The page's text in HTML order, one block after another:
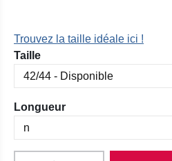
Trouvez la taille idéale ici !
Sélectionnez
Taille
Sélectionnez
Longueur